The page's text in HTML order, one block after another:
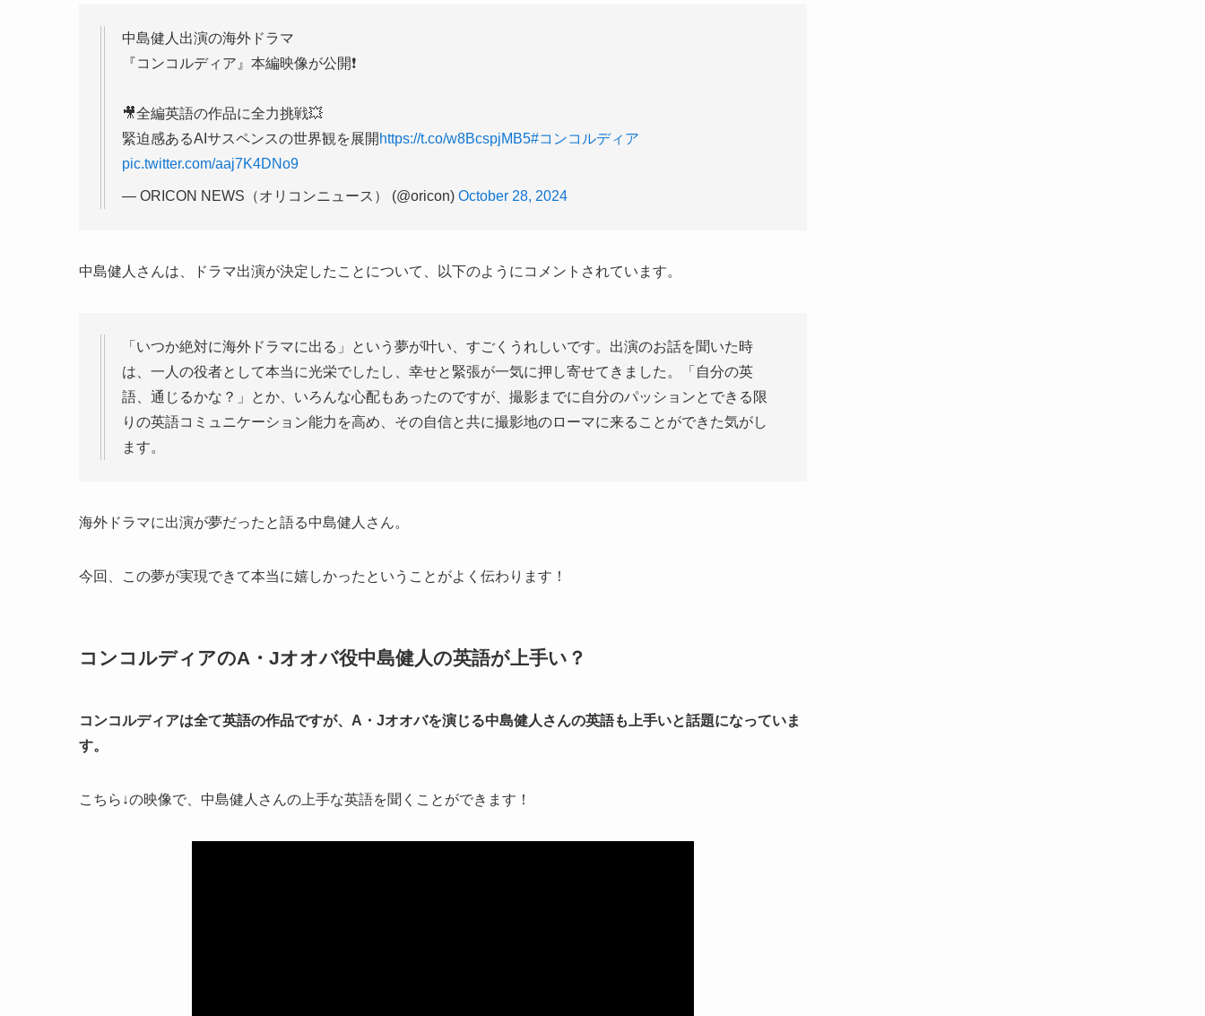
中島健人出演の海外ドラマ
『コンコルディア』本編映像が公開❗
🎥全編英語の作品に全力挑戦💥
緊迫感あるAIサスペンスの世界観を展開 https://t.co/w8BcspjMB5#コンコルディア
pic.twitter.com/aaj7K4DNo9
— ORICON NEWS（オリコンニュース） (@oricon) October 28, 2024
中島健人さんは、ドラマ出演が決定したことについて、以下のようにコメントされています。
「いつか絶対に海外ドラマに出る」という夢が叶い、すごくうれしいです。出演のお話を聞いた時
は、一人の役者として本当に光栄でしたし、幸せと緊張が一気に押し寄せてきました。「自分の英
語、通じるかな？」とか、いろんな心配もあったのですが、撮影までに自分のパッションとできる限
りの英語コミュニケーション能力を高め、その自信と共に撮影地のローマに来ることができた気がし
ます。
海外ドラマに出演が夢だったと語る中島健人さん。
今回、この夢が実現できて本当に嬉しかったということがよく伝わります！
コンコルディアのA・Jオオバ役中島健人の英語が上手い？
コンコルディアは全て英語の作品ですが、A・Jオオバを演じる中島健人さんの英語も上手いと話題になっていま
す。
こちら↓の映像で、中島健人さんの上手な英語を聞くことができます！